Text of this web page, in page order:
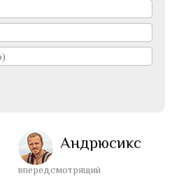
Андрюсикс
впередсмотрящий